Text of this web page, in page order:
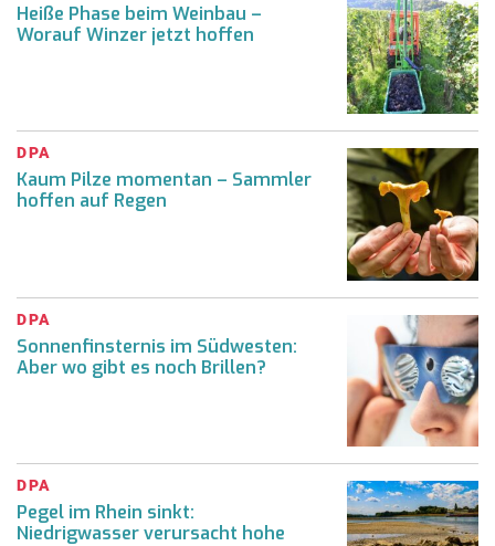
Heiße Phase beim Weinbau –
Worauf Winzer jetzt hoffen
DPA
Kaum Pilze momentan – Sammler
hoffen auf Regen
DPA
Sonnenfinsternis im Südwesten:
Aber wo gibt es noch Brillen?
DPA
Pegel im Rhein sinkt:
Niedrigwasser verursacht hohe